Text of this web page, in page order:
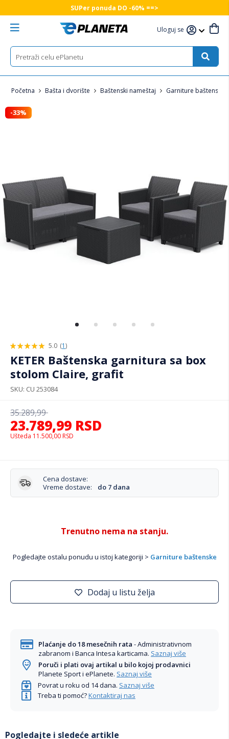
SUPer ponuda DO -60% ==>
Uloguj se
Početna Bašta i dvorište Baštenski nameštaj Garniture baštenske
5.0 (1)
KETER Baštenska garnitura sa box
stolom Claire, grafit
SKU CU 253084
23.789,99 RSD
35.289,99
Ušteda 11.500,00 RSD
Cena dostave:
Vreme dostave:
do 7 dana
Trenutno nema na stanju.
Pogledajte ostalu ponudu u istoj kategoriji > Garniture baštenske
Dodaj u listu želja
Plaćanje do 18 mesečnih rata - Administrativnom
zabranom i Banca Intesa karticama. Saznaj više
Poruči i plati ovaj artikal u bilo kojoj prodavnici
Planete Sport i ePlanete. Saznaj više
Povrat u roku od 14 dana. Saznaj više
Treba ti pomoć?Kontaktiraj nas
-33%
Pogledajte i sledeće artikle